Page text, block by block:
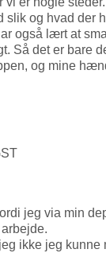
slik og hvad der
også lært at
Så det er bare
og mine
jeg via min
ikke jeg